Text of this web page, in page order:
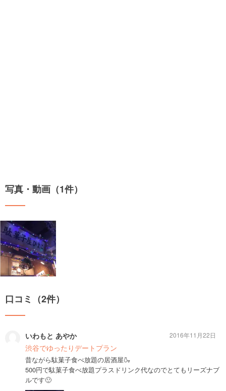
写真・動画（1件）
口コミ（2件）
いわもと あやか
渋谷でゆったりデートプラン
昔ながら駄菓子食べ放題の居酒屋🍶
500円で駄菓子食べ放題プラスドリンク代なのでとてもリーズナブ
ルです🙂
2016年11月22日